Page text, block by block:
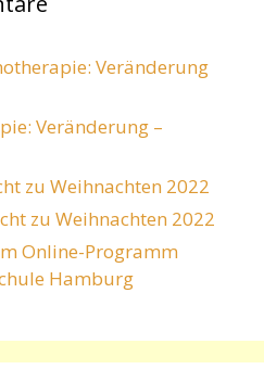
Veränderung
Veränderung –
zu Weihnachten 2022
zu Weihnachten 2022
Online-Programm
Hamburg